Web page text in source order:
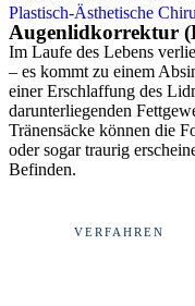
Plastisch-Ästhetische
Augenlidkorrektur
Im Laufe des Lebens
– es kommt zu einem
einer Erschlaffung des
darunterliegenden
Tränensäcke können die
oder sogar traurig
Befinden.
VERFAHREN